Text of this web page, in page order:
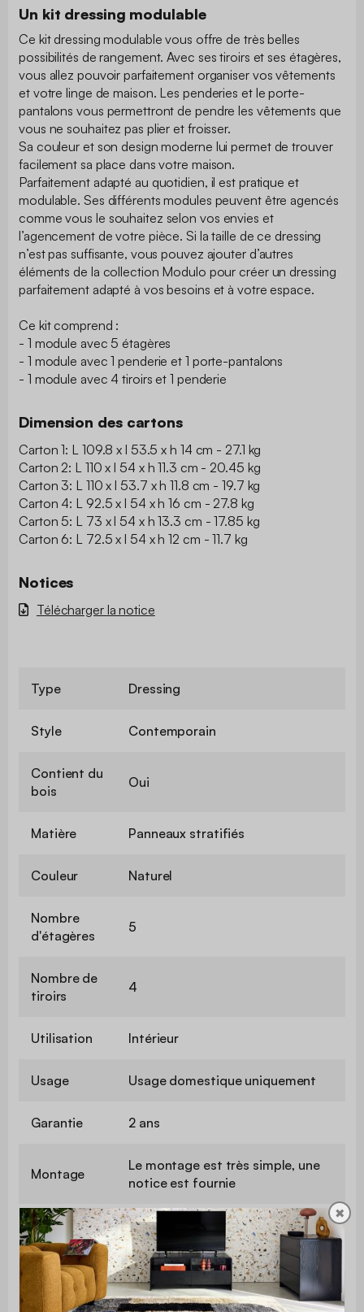
Un kit dressing modulable
Ce kit dressing modulable vous offre de très belles
possibilités de rangement. Avec ses tiroirs et ses étagères,
vous allez pouvoir parfaitement organiser vos vêtements
et votre linge de maison. Les penderies et le porte-
pantalons vous permettront de pendre les vêtements que
vous ne souhaitez pas plier et froisser.
Sa couleur et son design moderne lui permet de trouver
facilement sa place dans votre maison.
Parfaitement adapté au quotidien, il est pratique et
modulable. Ses différents modules peuvent être agencés
comme vous le souhaitez selon vos envies et
l’agencement de votre pièce. Si la taille de ce dressing
n’est pas suffisante, vous pouvez ajouter d’autres
éléments de la collection Modulo pour créer un dressing
parfaitement adapté à vos besoins et à votre espace.
Ce kit comprend :
- 1 module avec 5 étagères
- 1 module avec 1 penderie et 1 porte-pantalons
- 1 module avec 4 tiroirs et 1 penderie
Dimension des cartons
Carton 1: L 109.8 x l 53.5 x h 14 cm - 27.1 kg
Carton 2: L 110 x l 54 x h 11.3 cm - 20.45 kg
Carton 3: L 110 x l 53.7 x h 11.8 cm - 19.7 kg
Carton 4: L 92.5 x l 54 x h 16 cm - 27.8 kg
Carton 5: L 73 x l 54 x h 13.3 cm - 17.85 kg
Carton 6: L 72.5 x l 54 x h 12 cm - 11.7 kg
Notices
Télécharger la notice
Type Dressing
Style Contemporain
Contient du
bois
Oui
Matière Panneaux stratifiés
Couleur Naturel
Nombre
d'étagères
5
Nombre de
tiroirs
4
Utilisation Intérieur
Usage Usage domestique uniquement
Garantie 2 ans
Montage
Le montage est très simple, une
notice est fournie
Avec tiroir Oui
Dimensions totales
200 x 45 x 180
✖